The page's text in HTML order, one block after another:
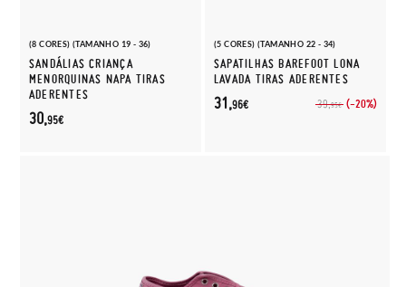
(8 CORES) (TAMANHO 19 - 36)
SANDÁLIAS CRIANÇA
MENORQUINAS NAPA TIRAS
ADERENTES
30,95€
(5 CORES) (TAMANHO 22 - 34)
SAPATILHAS BAREFOOT LONA
LAVADA TIRAS ADERENTES
39,95€ (-20%)
31,96€